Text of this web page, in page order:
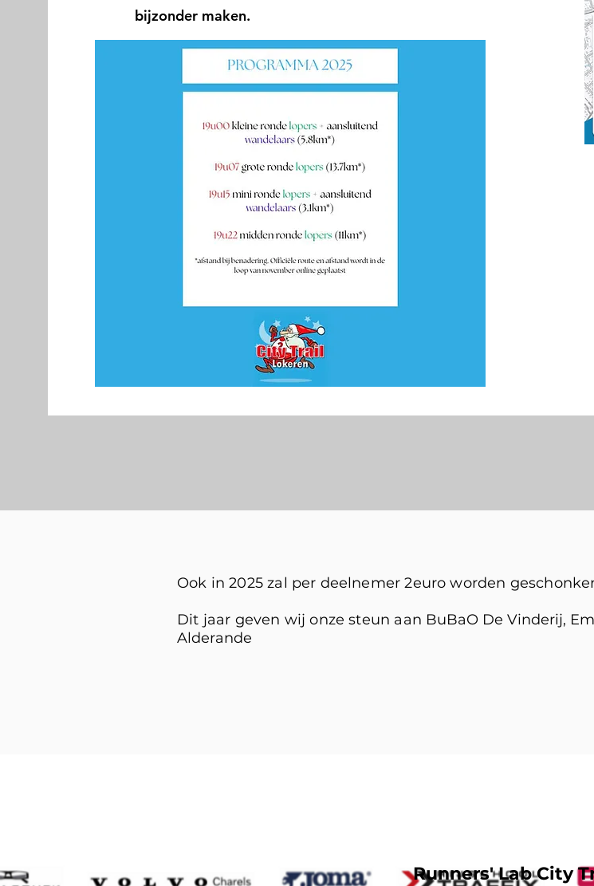
bijzonder maken.
Ook in 2025 zal per deelnemer 2euro worden
Dit jaar geven wij onze steun aan BuBaO De Vinderij,
Alderande
Runners' Lab City